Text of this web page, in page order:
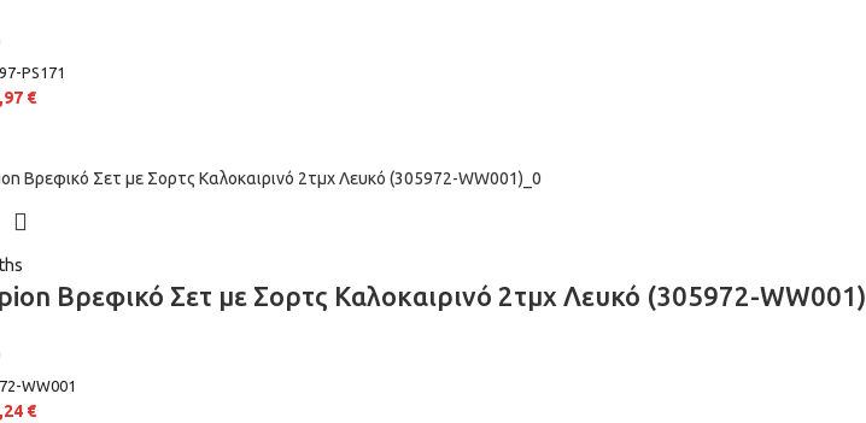
PS171
€
Βρεφικό Σετ με Σορτς Καλοκαιρινό 2τμχ Λευκό (305972-WW001)
WW001
€